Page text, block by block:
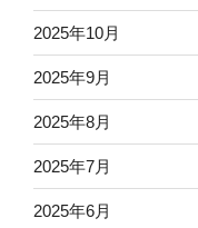
2025年10月
2025年9月
2025年8月
2025年7月
2025年6月